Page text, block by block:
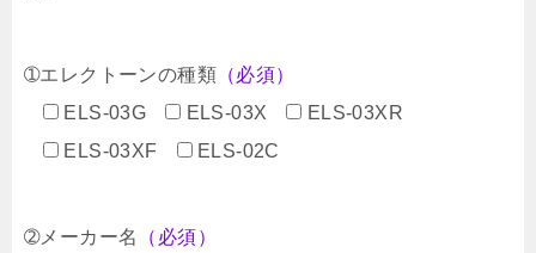
➀エレクトーンの種類 （必須）
ELS-03G
ELS-03X
ELS-03XR
ELS-03XF
ELS-02C
➁メーカー名
（必須）